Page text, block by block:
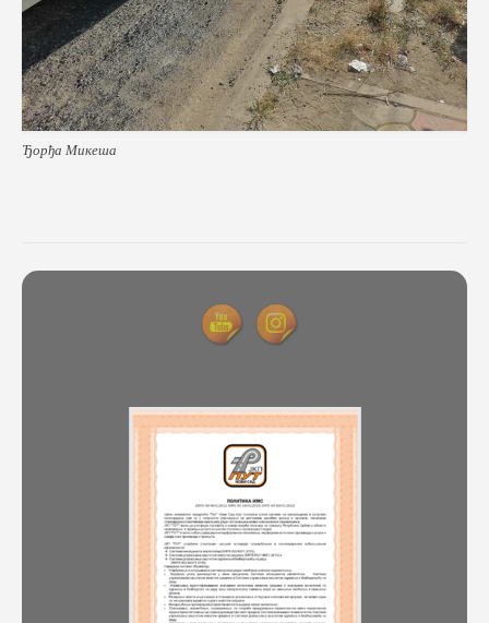
Ђорђа Микеша